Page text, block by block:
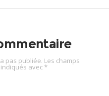
pas publiée. Les champs
avec*